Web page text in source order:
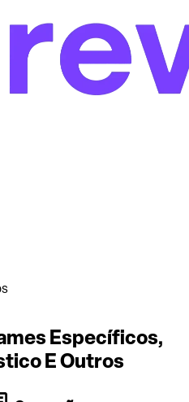
Específicos,
E Outros